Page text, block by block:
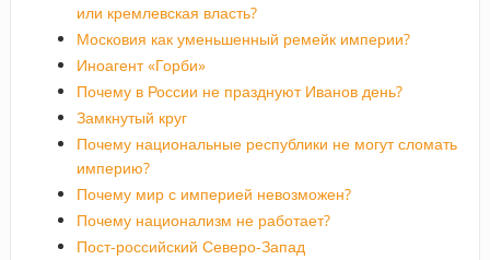
или кремлевская власть?
Московия как уменьшенный ремейк империи?
Иноагент «Горби»
Почему в России не празднуют Иванов день?
Замкнутый круг
Почему национальные республики не могут сломать
империю?
Почему мир с империей невозможен?
Почему национализм не работает?
Пост-российский Северо-Запад